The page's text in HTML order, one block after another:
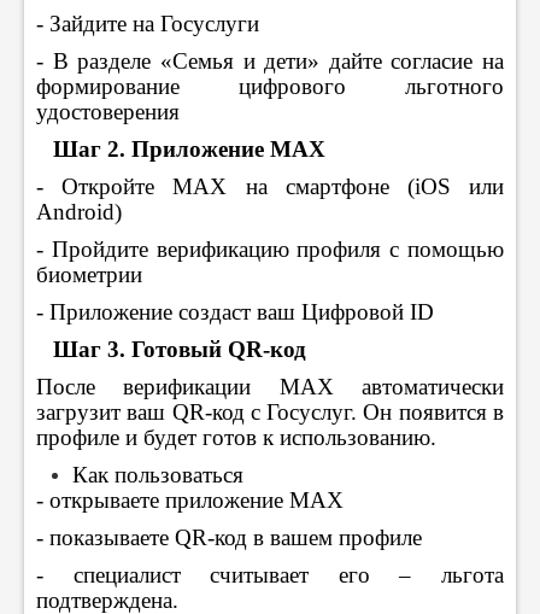
- Зайдите на Госуслуги
- В разделе «Семья и дети» дайте согласие на
формирование цифрового льготного
удостоверения
Шаг 2. Приложение MAX
- Откройте MAX на смартфоне (iOS или
Android)
- Пройдите верификацию профиля с помощью
биометрии
- Приложение создаст ваш Цифровой ID
Шаг 3. Готовый QR-код
После верификации MAX автоматически
загрузит ваш QR-код с Госуслуг. Он появится в
профиле и будет готов к использованию.
Как пользоваться
- открываете приложение MAX
- показываете QR-код в вашем профиле
- специалист считывает его – льгота
подтверждена.